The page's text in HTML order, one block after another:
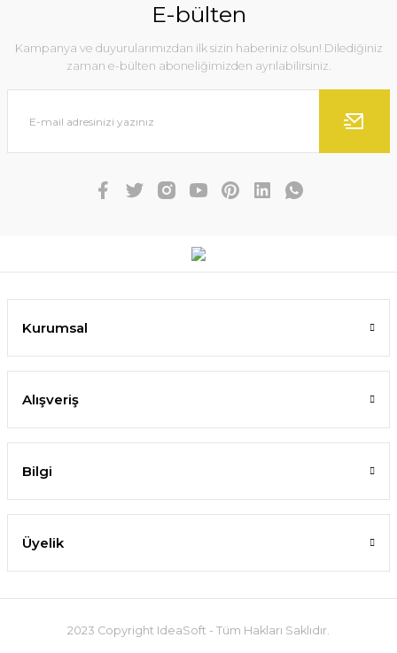
E-bülten
Kampanya ve duyurularımızdan ilk sizin haberiniz olsun! Dilediğiniz
zaman e-bülten aboneliğimizden ayrılabilirsiniz.
Kurumsal
Alışveriş
Bilgi
Üyelik
2023 Copyright IdeaSoft - Tüm Hakları Saklıdır.